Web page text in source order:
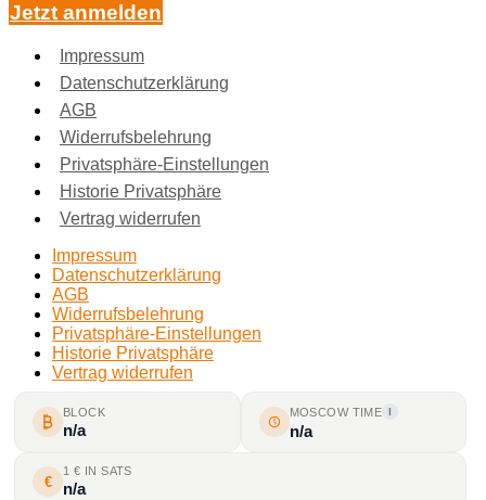
Jetzt anmelden
Impressum
Datenschutzerklärung
AGB
Widerrufsbelehrung
Privatsphäre-Einstellungen
Historie Privatsphäre
Vertrag widerrufen
Impressum
Datenschutzerklärung
AGB
Widerrufsbelehrung
Privatsphäre-Einstellungen
Historie Privatsphäre
Vertrag widerrufen
BLOCK
n/a
MOSCOW TIME I
n/a
€
1 € IN SATS
n/a